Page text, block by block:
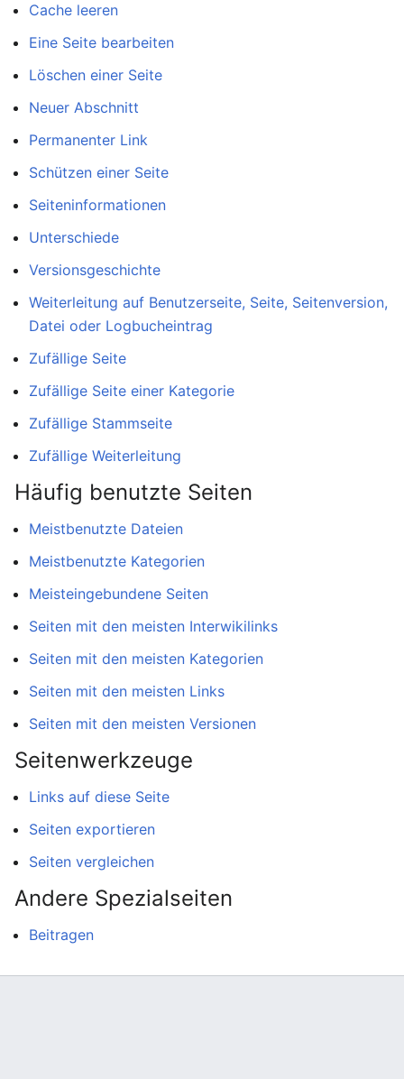
Cache leeren
Eine Seite bearbeiten
Löschen einer Seite
Neuer Abschnitt
Permanenter Link
Schützen einer Seite
Seiteninformationen
Unterschiede
Versionsgeschichte
Weiterleitung auf Benutzerseite, Seite, Seitenversion,
Datei oder Logbucheintrag
Zufällige Seite
Zufällige Seite einer Kategorie
Zufällige Stammseite
Zufällige Weiterleitung
Häufig benutzte Seiten
Meistbenutzte Dateien
Meistbenutzte Kategorien
Meisteingebundene Seiten
Seiten mit den meisten Interwikilinks
Seiten mit den meisten Kategorien
Seiten mit den meisten Links
Seiten mit den meisten Versionen
Seitenwerkzeuge
Links auf diese Seite
Seiten exportieren
Seiten vergleichen
Andere Spezialseiten
Beitragen